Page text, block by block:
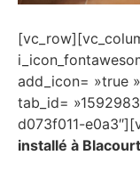
add_icon= »true
tab_id=
d073f011-
installé à